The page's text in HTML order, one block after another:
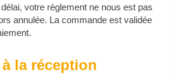
votre règlement ne nous est pas
annulée. La commande est validée
la réception